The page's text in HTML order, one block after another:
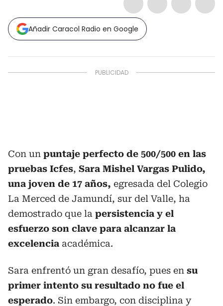
Añadir Caracol Radio en Google
Con un puntaje perfecto de 500/500 en las
pruebas Icfes, Sara Mishel Vargas Pulido,
una joven de 17 años, egresada del Colegio
La Merced de Jamundí, sur del Valle, ha
demostrado que la persistencia y el
esfuerzo son clave para alcanzar la
excelencia académica.
Sara enfrentó un gran desafío, pues en su
primer intento su resultado no fue el
esperado. Sin embargo, con disciplina y